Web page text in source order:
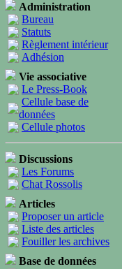
Administration
Bureau
Statuts
Règlement intérieur
Adhésion
Vie associative
Le Press-Book
Cellule base de
données
Cellule photos
Discussions
Les Forums
Chat Rossolis
Articles
Proposer un article
Liste des articles
Fouiller les archives
Base de données